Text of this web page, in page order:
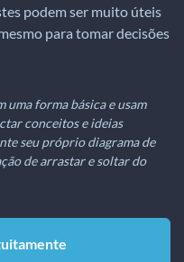
podem ser muito úteis
para tomar decisões
uma forma básica e usam
conceitos e ideias
seu próprio diagrama de
de arrastar e soltar do